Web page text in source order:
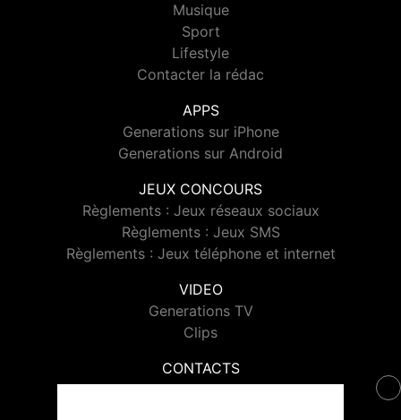
Musique
Sport
Lifestyle
Contacter la rédac
APPS
Generations sur iPhone
Generations sur Android
JEUX CONCOURS
Règlements : Jeux réseaux sociaux
Règlements : Jeux SMS
Règlements : Jeux téléphone et internet
VIDEO
Generations TV
Clips
CONTACTS
Contacter Generations